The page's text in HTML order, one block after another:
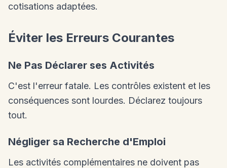
cotisations adaptées.
Éviter les Erreurs Courantes
Ne Pas Déclarer ses Activités
C'est l'erreur fatale. Les contrôles existent et les
conséquences sont lourdes. Déclarez toujours
tout.
Négliger sa Recherche d'Emploi
Les activités complémentaires ne doivent pas